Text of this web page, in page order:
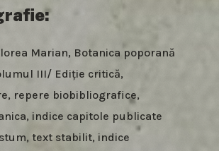
Marian, Botanica poporană
III/ Ediție critică,
repere biobibliografice,
indice capitole publicate
text stabilit, indice